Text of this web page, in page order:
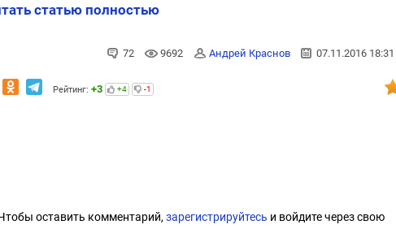
статью полностью
72 9692 Андрей Краснов 07.11.2016 18:31
Рейтинг: +3 +4 -1
оставить комментарий, зарегистрируйтесь и войдите через свою